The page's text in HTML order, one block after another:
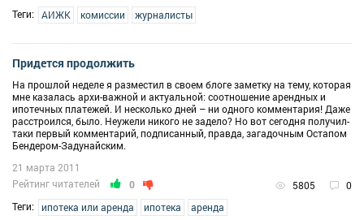
Теги: АИЖК комиссии журналисты
Придется продолжить
На прошлой неделе я разместил в своем блоге заметку на тему, которая
мне казалась архи-важной и актуальной: соотношение арендных и
ипотечных платежей. И несколько дней – ни одного комментария! Даже
расстроился, было. Неужели никого не задело? Но вот сегодня получил-
таки первый комментарий, подписанный, правда, загадочным Остапом
Бендером-Задунайским.
Рейтинг читателей 0 5805 0
21 марта 2011
Теги: ипотека или аренда ипотека аренда